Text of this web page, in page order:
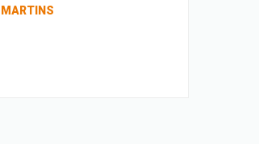
MARTINS